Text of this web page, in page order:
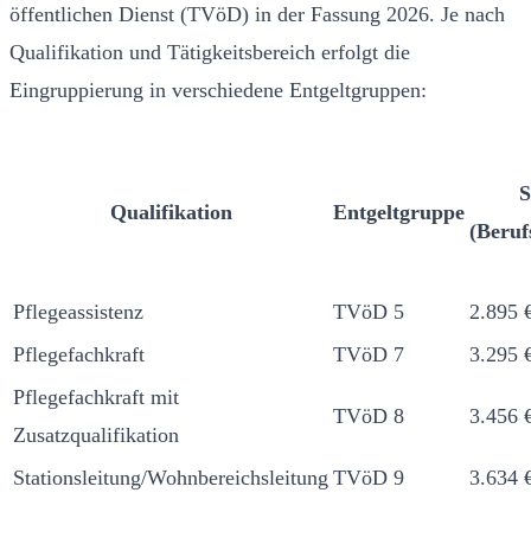
öffentlichen Dienst (TVöD) in der Fassung 2026. Je nach
Qualifikation und Tätigkeitsbereich erfolgt die
Eingruppierung in verschiedene Entgeltgruppen:
Qualifikation Entgeltgruppe
Pflegeassistenz TVöD 5
2.895
Pflegefachkraft
TVöD 7
3.295
Pflegefachkraft mit
Zusatzqualifikation
TVöD 8 3.456
Stationsleitung/Wohnbereichsleitung TVöD 9 3.634